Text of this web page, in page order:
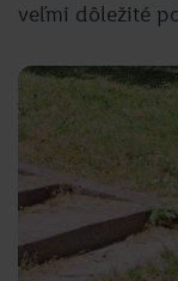
veľmi dôležité